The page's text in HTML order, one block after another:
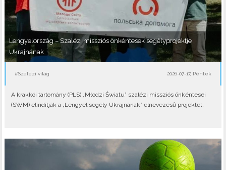
Lengyelország – Szalézi missziós önkéntesek segélyprojektje
Ukrajnának
#Szalézi világ 2026-07-17, Péntek
A krakkói tartomány (PLS) „Młodzi Światu” szalézi missziós önkéntesei
(SWM) elindítják a „Lengyel segély Ukrajnának” elnevezésű projektet.